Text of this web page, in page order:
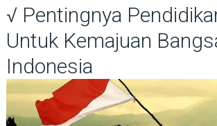
√ Pentingnya
Untuk Kemajuan
Indonesia